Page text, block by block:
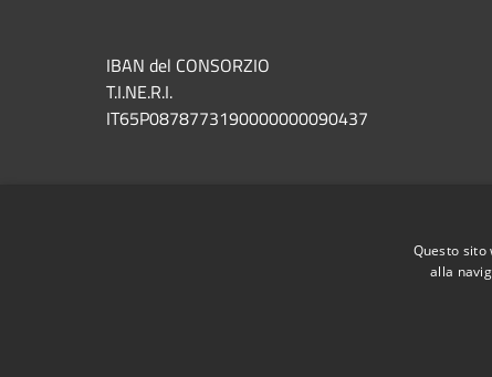
IBAN del CONSORZIO
T.I.NE.R.I.
IT65P0878773190000000090437
Questo
alla